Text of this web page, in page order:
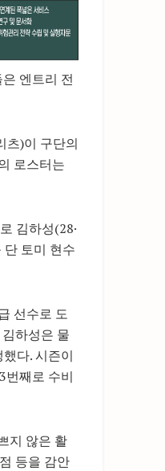
엔트리 전
츠)이 구단의
로스터는
김하성(28·
단 토미 현수
선수로 도
하성은 물
다. 시즌이
번째로 수비
지 않은 활
등을 감안